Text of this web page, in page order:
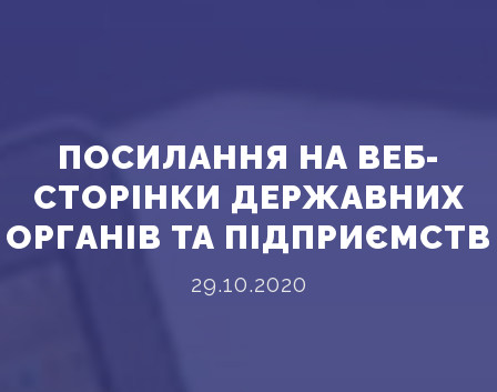
ПОСИЛАННЯ НА ВЕБ-
СТОРІНКИ ДЕРЖАВНИХ
ОРГАНІВ ТА ПІДПРИЄМСТВ
29.10.2020